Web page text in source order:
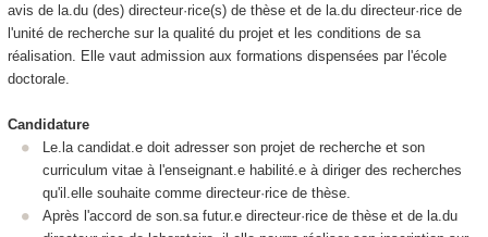
avis de la.du (des) directeur·rice(s) de thèse et de la.du directeur·rice de
l'unité de recherche sur la qualité du projet et les conditions de sa
réalisation. Elle vaut admission aux formations dispensées par l'école
doctorale.
Candidature
Le.la candidat.e doit adresser son projet de recherche et son
curriculum vitae à l'enseignant.e habilité.e à diriger des recherches
qu'il.elle souhaite comme directeur·rice de thèse.
Après l'accord de son.sa futur.e directeur·rice de thèse et de la.du